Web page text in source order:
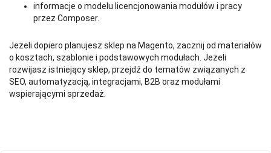
informacje o modelu licencjonowania modułów i pracy
przez Composer.
Jeżeli dopiero planujesz sklep na Magento, zacznij od materiałów
o kosztach, szablonie i podstawowych modułach. Jeżeli
rozwijasz istniejący sklep, przejdź do tematów związanych z
SEO, automatyzacją, integracjami, B2B oraz modułami
wspierającymi sprzedaż.